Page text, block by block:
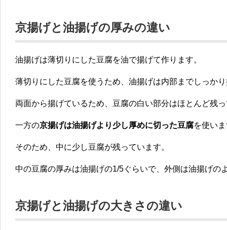
京揚げと油揚げの厚みの違い
油揚げは薄切りにした豆腐を油で揚げて作ります。
薄切りにした豆腐を使うため、油揚げは内部までしっか
両面から揚げているため、豆腐の白い部分はほとんど残
一方の京揚げは油揚げより少し厚めに切った豆腐を使い
そのため、中に少し豆腐が残っています。
中の豆腐の厚みは油揚げの1/5ぐらいで、外側は油揚げの
京揚げと油揚げの大きさの違い